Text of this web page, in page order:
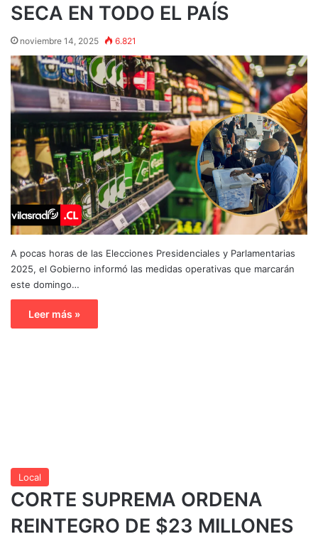
SECA EN TODO EL PAÍS
noviembre 14, 2025 6.821
A pocas horas de las Elecciones Presidenciales y Parlamentarias
2025, el Gobierno informó las medidas operativas que marcarán
este domingo…
Leer más »
Local
CORTE SUPREMA ORDENA
REINTEGRO DE $23 MILLONES